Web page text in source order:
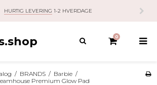
HURTIG LEVERING 1-2 HVERDAGE
0
/ BRANDS / Barbie /
Premium Glow Pad